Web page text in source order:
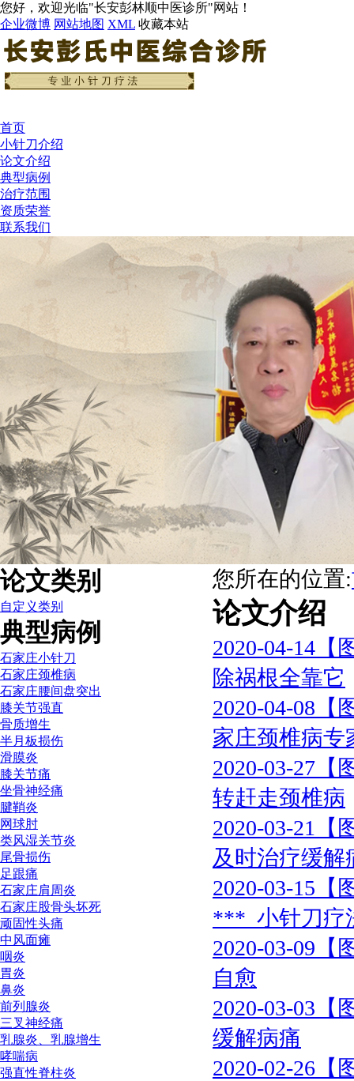
您好，欢迎光临"长安彭林顺中医诊所"网站！
企业微博 网站地图 XML 收藏本站
首页
小针刀介绍
论文介绍
典型病例
治疗范围
资质荣誉
联系我们
论文类别
自定义类别
典型病例
石家庄小针刀
石家庄颈椎病
石家庄腰间盘突出
膝关节强直
骨质增生
半月板损伤
滑膜炎
膝关节痛
坐骨神经痛
腱鞘炎
网球肘
类风湿关节炎
尾骨损伤
足跟痛
石家庄肩周炎
石家庄股骨头坏死
顽固性头痛
中风面瘫
咽炎
胃炎
鼻炎
前列腺炎
三叉神经痛
乳腺炎、乳腺增生
哮喘病
强直性脊柱炎
您所在的位置:
论文介绍
2020-04-14 【
除祸根全靠它
2020-04-08 【
家庄颈椎病专
2020-03-27 【
转赶走颈椎病
2020-03-21
【
及时治疗缓解
2020-03-15 【
***_小针刀疗
2020-03-09 【
自愈
2020-03-03 【
缓解病痛
2020-02-26 【